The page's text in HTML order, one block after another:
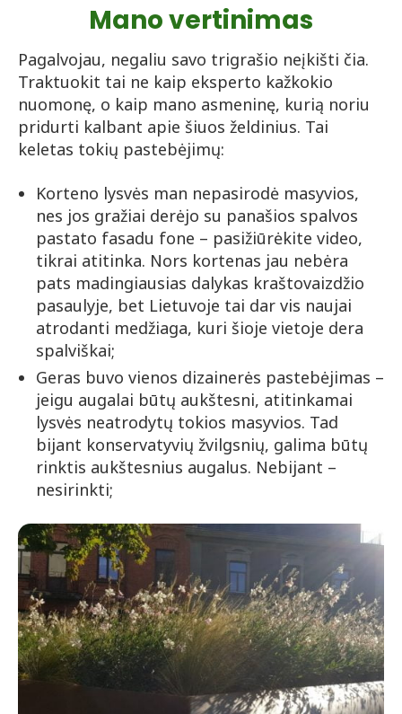
Mano vertinimas
Pagalvojau, negaliu savo trigrašio neįkišti čia.
Traktuokit tai ne kaip eksperto kažkokio
nuomonę, o kaip mano asmeninę, kurią noriu
pridurti kalbant apie šiuos želdinius. Tai
keletas tokių pastebėjimų:
Korteno lysvės man nepasirodė masyvios,
nes jos gražiai derėjo su panašios spalvos
pastato fasadu fone – pasižiūrėkite video,
tikrai atitinka. Nors kortenas jau nebėra
pats madingiausias dalykas kraštovaizdžio
pasaulyje, bet Lietuvoje tai dar vis naujai
atrodanti medžiaga, kuri šioje vietoje dera
spalviškai;
Geras buvo vienos dizainerės pastebėjimas –
jeigu augalai būtų aukštesni, atitinkamai
lysvės neatrodytų tokios masyvios. Tad
bijant konservatyvių žvilgsnių, galima būtų
rinktis aukštesnius augalus. Nebijant –
nesirinkti;